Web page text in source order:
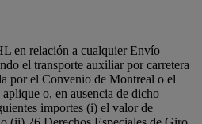
en relación a cualquier Envío
el transporte auxiliar por carretera
por el Convenio de Montreal o el
o, en ausencia de dicho
importes (i) el valor de